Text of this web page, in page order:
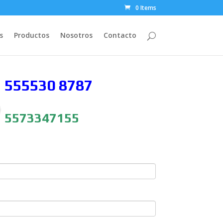
0 Items
Productos Nosotros Contacto
555530 8787
5573347155